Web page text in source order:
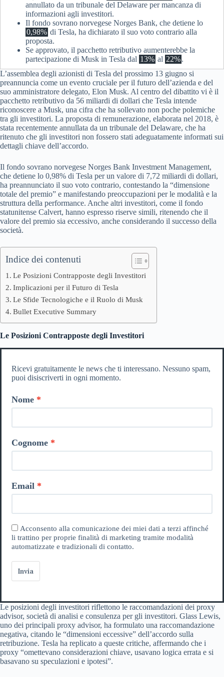
annullato da un tribunale del Delaware per mancanza di
informazioni agli investitori.
Il fondo sovrano norvegese Norges Bank, che detiene lo
0,98% di Tesla, ha dichiarato il suo voto contrario alla
proposta.
Se approvato, il pacchetto retributivo aumenterebbe la
partecipazione di Musk in Tesla dal 13% al 22%.
L’assemblea degli azionisti di Tesla del prossimo 13 giugno si
preannuncia come un evento cruciale per il futuro dell’azienda e del
suo amministratore delegato, Elon Musk. Al centro del dibattito vi è il
pacchetto retributivo da 56 miliardi di dollari che Tesla intende
riconoscere a Musk, una cifra che ha sollevato non poche polemiche
tra gli investitori. La proposta di remunerazione, elaborata nel 2018, è
stata recentemente annullata da un tribunale del Delaware, che ha
ritenuto che gli investitori non fossero stati adeguatamente informati sui
dettagli chiave dell’accordo.
Il fondo sovrano norvegese Norges Bank Investment Management,
che detiene lo 0,98% di Tesla per un valore di 7,72 miliardi di dollari,
ha preannunciato il suo voto contrario, contestando la “dimensione
totale del premio” e manifestando preoccupazioni per le modalità e la
struttura della performance. Anche altri investitori, come il fondo
statunitense Calvert, hanno espresso riserve simili, ritenendo che il
valore del premio sia eccessivo, anche considerando il successo della
società.
Indice dei contenuti
Le Posizioni Contrapposte degli Investitori
Implicazioni per il Futuro di Tesla
Le Sfide Tecnologiche e il Ruolo di Musk
Bullet Executive Summary
Le Posizioni Contrapposte degli Investitori
Ricevi gratuitamente le news che ti interessano. Nessuno spam,
puoi disiscriverti in ogni momento.
Nome
Cognome
Email
Acconsento alla comunicazione dei miei dati a terzi affinché
li trattino per proprie finalità di marketing tramite modalità
automatizzate e tradizionali di contatto.
Invia
Le posizioni degli investitori riflettono le raccomandazioni dei proxy
advisor, società di analisi e consulenza per gli investitori. Glass Lewis,
uno dei principali proxy advisor, ha formulato una raccomandazione
negativa, citando le “dimensioni eccessive” dell’accordo sulla
retribuzione. Tesla ha replicato a queste critiche, affermando che i
proxy “omettevano considerazioni chiave, usavano logica errata e si
basavano su speculazioni e ipotesi”.